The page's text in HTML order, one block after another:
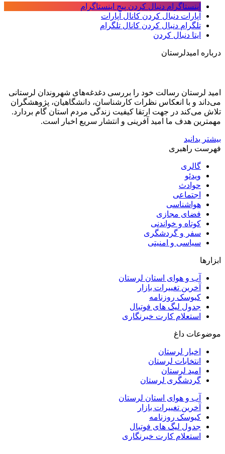
اینستاگرام دنبال کردن پیج اینستاگرام
آپارات دنبال کردن کانال آپارات
تلگرام دنبال کردن کانال تلگرام
ایتا دنبال کردن
درباره امیدلرستان
امید لرستان رسالت خود را بررسی دغدغه‌های شهروندان لرستانی
می‌داند و با انعکاس نظرات کارشناسان، دانشگاهیان، پژوهشگران
تلاش می‌کند در جهت ارتقا کیفیت زندگی مردم استان گام بردارد.
مهمترین هدف ما امید آفرینی و انتشار سریع اخبار است.
بیشتر بدانید
فهرست راهبری
گالری
ویدئو
حوادث
اجتماعی
هواشناسی
فضای مجازی
کوتاه و خواندنی
سفر و گردشگری
سیاسی و امنیتی
ابزارها
آب و هوای استان لرستان
آخرین تغییرات بازار
کیوسک روزنامه
جدول لیگ های فوتبال
استعلام کارت خبرنگاری
موضوعات داغ
اخبار لرستان
انتخابات لرستان
امید لرستان
گردشگری لرستان
آب و هوای استان لرستان
آخرین تغییرات بازار
کیوسک روزنامه
جدول لیگ های فوتبال
استعلام کارت خبرنگاری